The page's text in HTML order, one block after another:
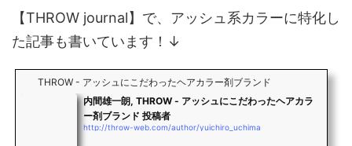
【THROW journal】で、アッシュ系カラーに特化し
た記事も書いています！↓
THROW - アッシュにこだわったヘアカラー剤ブランド
内間雄一朗, THROW - アッシュにこだわったヘアカラ
ー剤ブランド 投稿者
http://throw-web.com/author/yuichiro_uchima